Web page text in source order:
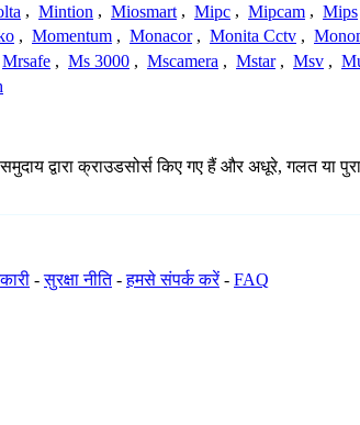
, Mintion , Miosmart , Mipc , Mipcam , Mips
, Momentum , Monacor , Monita Cctv ,
Mrsafe , Ms 3000 , Mscamera , Mstar , Msv ,
द्वारा क्राउडसोर्स किए गए हैं और अधूरे, गलत या
-सुरक्षा नीति-हमसे संपर्क करें- FAQ